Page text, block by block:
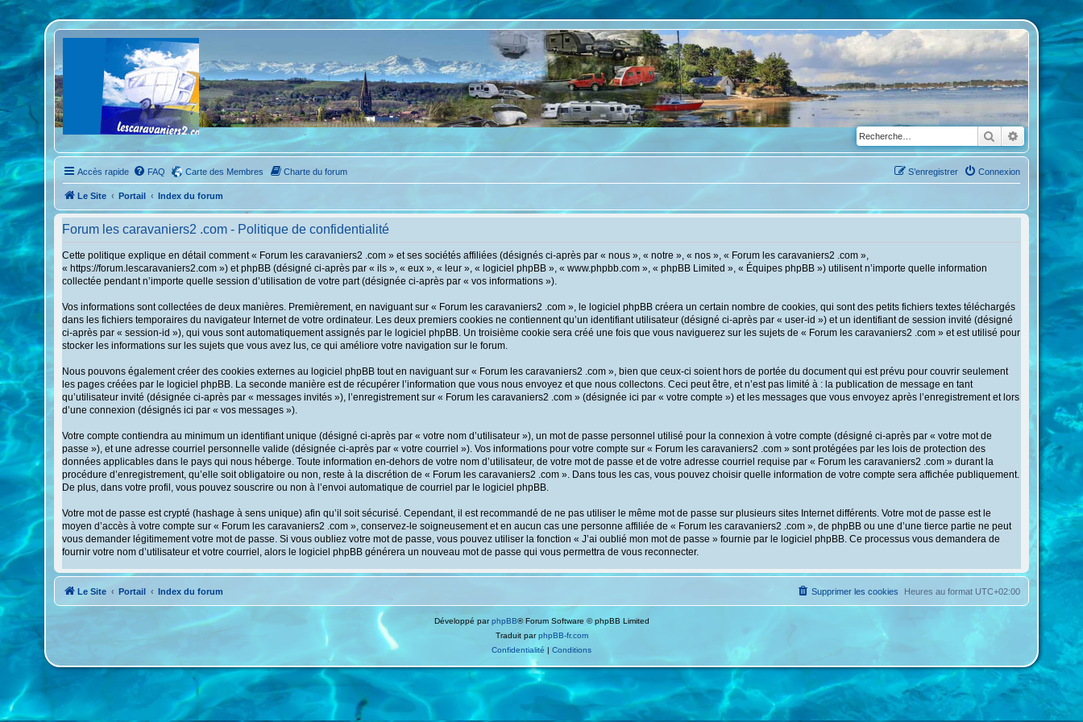
Rechercher
Accès rapide FAQ Carte des Membres Charte du forum Connexion
S’enregistrer
Le Site Portail Index du forum
Forum les caravaniers2 .com - Politique de confidentialité
Cette politique explique en détail comment « Forum les caravaniers2 .com » et ses sociétés affiliées (désignés ci-après par « nous », « notre », « nos », « Forum les caravaniers2 .com »,
« https://forum.lescaravaniers2.com ») et phpBB (désigné ci-après par « ils », « eux », « leur », « logiciel phpBB », « www.phpbb.com », « phpBB Limited », « Équipes phpBB ») utilisent n’importe quelle information
collectée pendant n’importe quelle session d’utilisation de votre part (désignée ci-après par « vos informations »).
Vos informations sont collectées de deux manières. Premièrement, en naviguant sur « Forum les caravaniers2 .com », le logiciel phpBB créera un certain nombre de cookies, qui sont des petits fichiers textes téléchargés
dans les fichiers temporaires du navigateur Internet de votre ordinateur. Les deux premiers cookies ne contiennent qu’un identifiant utilisateur (désigné ci-après par « user-id ») et un identifiant de session invité (désigné
ci-après par « session-id »), qui vous sont automatiquement assignés par le logiciel phpBB. Un troisième cookie sera créé une fois que vous naviguerez sur les sujets de « Forum les caravaniers2 .com » et est utilisé pour
stocker les informations sur les sujets que vous avez lus, ce qui améliore votre navigation sur le forum.
Nous pouvons également créer des cookies externes au logiciel phpBB tout en naviguant sur « Forum les caravaniers2 .com », bien que ceux-ci soient hors de portée du document qui est prévu pour couvrir seulement
les pages créées par le logiciel phpBB. La seconde manière est de récupérer l’information que vous nous envoyez et que nous collectons. Ceci peut être, et n’est pas limité à : la publication de message en tant
qu’utilisateur invité (désignée ci-après par « messages invités »), l’enregistrement sur « Forum les caravaniers2 .com » (désignée ici par « votre compte ») et les messages que vous envoyez après l’enregistrement et lors
d’une connexion (désignés ici par « vos messages »).
Votre compte contiendra au minimum un identifiant unique (désigné ci-après par « votre nom d’utilisateur »), un mot de passe personnel utilisé pour la connexion à votre compte (désigné ci-après par « votre mot de
passe »), et une adresse courriel personnelle valide (désignée ci-après par « votre courriel »). Vos informations pour votre compte sur « Forum les caravaniers2 .com » sont protégées par les lois de protection des
données applicables dans le pays qui nous héberge. Toute information en-dehors de votre nom d’utilisateur, de votre mot de passe et de votre adresse courriel requise par « Forum les caravaniers2 .com » durant la
procédure d’enregistrement, qu’elle soit obligatoire ou non, reste à la discrétion de « Forum les caravaniers2 .com ». Dans tous les cas, vous pouvez choisir quelle information de votre compte sera affichée publiquement.
De plus, dans votre profil, vous pouvez souscrire ou non à l’envoi automatique de courriel par le logiciel phpBB.
Votre mot de passe est crypté (hashage à sens unique) afin qu’il soit sécurisé. Cependant, il est recommandé de ne pas utiliser le même mot de passe sur plusieurs sites Internet différents. Votre mot de passe est le
moyen d’accès à votre compte sur « Forum les caravaniers2 .com », conservez-le soigneusement et en aucun cas une personne affiliée de « Forum les caravaniers2 .com », de phpBB ou une d’une tierce partie ne peut
vous demander légitimement votre mot de passe. Si vous oubliez votre mot de passe, vous pouvez utiliser la fonction « J’ai oublié mon mot de passe » fournie par le logiciel phpBB. Ce processus vous demandera de
fournir votre nom d’utilisateur et votre courriel, alors le logiciel phpBB générera un nouveau mot de passe qui vous permettra de vous reconnecter.
Le Site Portail Index du forum Heures au format UTC+02:00
Supprimer les cookies
Développé parphpBB® Forum Software © phpBB Limited
Traduit parphpBB-fr.com
Confidentialité | Conditions